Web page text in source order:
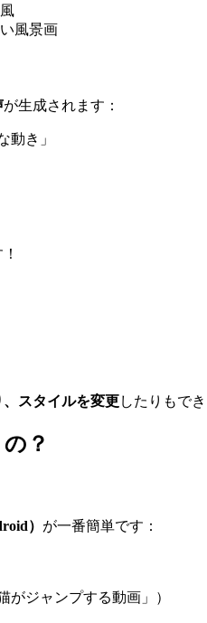
風景画
が生成されます：
動き」
スタイルを変更したりもでき
？
） が一番簡単です：
ジャンプする動画」）